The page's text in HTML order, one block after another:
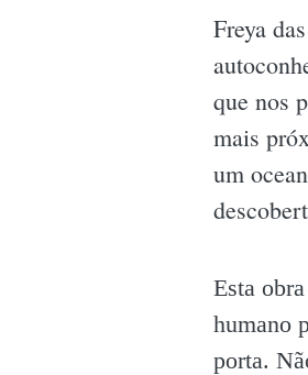
Freya
que nos
mais
um
Esta
humano
porta.